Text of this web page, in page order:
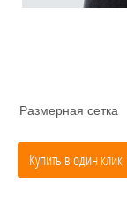
Размерная сетка
Купить в один клик